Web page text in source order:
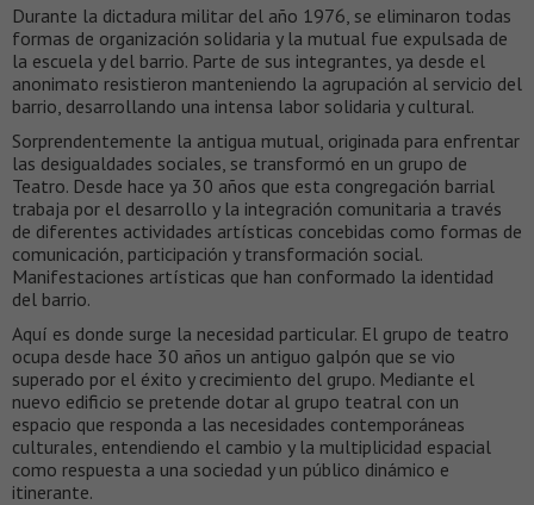
Durante la dictadura militar del año 1976, se eliminaron todas
formas de organización solidaria y la mutual fue expulsada de
la escuela y del barrio. Parte de sus integrantes, ya desde el
anonimato resistieron manteniendo la agrupación al servicio del
barrio, desarrollando una intensa labor solidaria y cultural.
Sorprendentemente la antigua mutual, originada para enfrentar
las desigualdades sociales, se transformó en un grupo de
Teatro. Desde hace ya 30 años que esta congregación barrial
trabaja por el desarrollo y la integración comunitaria a través
de diferentes actividades artísticas concebidas como formas de
comunicación, participación y transformación social.
Manifestaciones artísticas que han conformado la identidad
del barrio.
Aquí es donde surge la necesidad particular. El grupo de teatro
ocupa desde hace 30 años un antiguo galpón que se vio
superado por el éxito y crecimiento del grupo. Mediante el
nuevo edificio se pretende dotar al grupo teatral con un
espacio que responda a las necesidades contemporáneas
culturales, entendiendo el cambio y la multiplicidad espacial
como respuesta a una sociedad y un público dinámico e
itinerante.